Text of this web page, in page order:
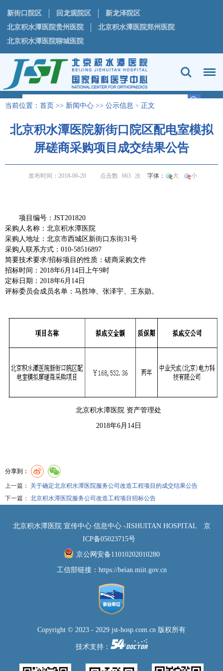
新街口院区 回龙观院区
新龙泽院区
北京积水潭医院贵州医院
北京积水潭医院郑州医院
北京积水潭医院聊城医院
当前位置： 首页 >> 新闻中心 >> 公示信息 > 正文
北京积水潭医院新街口院区配电室模拟
屏磋商采购项目成交结果公告
发布时间：2018-06-20 点击数 663 次 字体： 大 小
项目编号：JST201820
采购人名称：北京积水潭医院
采购人地址：北京市西城区新街口东街31号
采购人联系方式：010-58516897
简要技术要求/招标项目的性质：磋商采购文件
招标时间：2018年6月14日上午9时
定标日期：2018年6月14日
评标委员会成员名单：马胜坤、张泽宇、王东勋。
北京积水潭医院 资产管理处
2018年6月14日
分享到：
上一篇：
关于确定北京积水潭医院服务公司改造工程项目的成交结果公告
下一篇： 北京积水潭医院服务公司改造工程项目招标公告
北京积水潭医院 宣传中心 信息中心 -JISHUITAN HOSPITAL
京
ICP备05023715号
京公网安备11010202010280
工信部链接： https://beian.miit.gov.cn
Copyright © 2023 - 2029 jst-hosp.com.cn 版权所有
技术支持：